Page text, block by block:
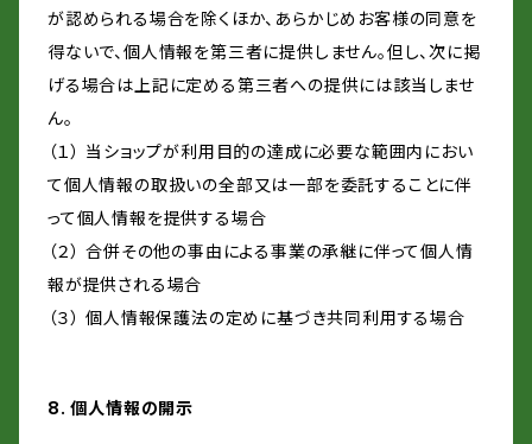
が認められる場合を除くほか、あらかじめお客様の同意を
得ないで、個人情報を第三者に提供しません。但し、次に掲
げる場合は上記に定める第三者への提供には該当しませ
ん。
（１） 当ショップが利用目的の達成に必要な範囲内におい
て個人情報の取扱いの全部又は一部を委託することに伴
って個人情報を提供する場合
（２） 合併その他の事由による事業の承継に伴って個人情
報が提供される場合
（３） 個人情報保護法の定めに基づき共同利用する場合
8. 個人情報の開示